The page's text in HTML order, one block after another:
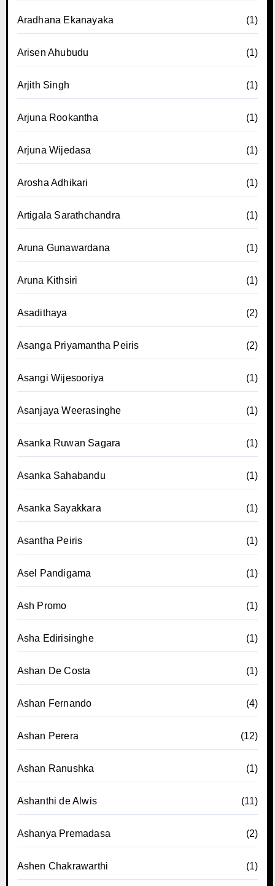
Aradhana Ekanayaka (1)
Arisen Ahubudu (1)
Arjith Singh (1)
Arjuna Rookantha (1)
Arjuna Wijedasa (1)
Arosha Adhikari (1)
Artigala Sarathchandra (1)
Aruna Gunawardana (1)
Aruna Kithsiri (1)
Asadithaya (2)
Asanga Priyamantha Peiris (2)
Asangi Wijesooriya (1)
Asanjaya Weerasinghe (1)
Asanka Ruwan Sagara (1)
Asanka Sahabandu (1)
Asanka Sayakkara (1)
Asantha Peiris (1)
Asel Pandigama (1)
Ash Promo (1)
Asha Edirisinghe (1)
Ashan De Costa (1)
Ashan Fernando (4)
Ashan Perera (12)
Ashan Ranushka (1)
Ashanthi de Alwis (11)
Ashanya Premadasa (2)
Ashen Chakrawarthi (1)